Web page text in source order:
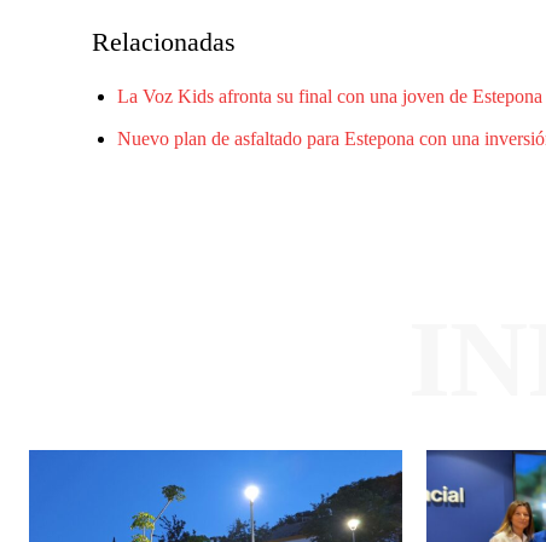
Relacionadas
La Voz Kids afronta su final con una joven de Estepona
Nuevo plan de asfaltado para Estepona con una